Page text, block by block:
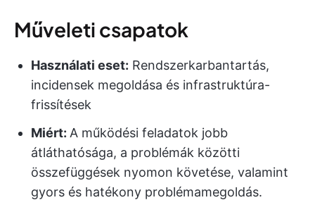
Műveleti csapatok
Használati eset: Rendszerkarbantartás,
incidensek megoldása és infrastruktúra-
frissítések
Miért: A működési feladatok jobb
átláthatósága, a problémák közötti
összefüggések nyomon követése, valamint
gyors és hatékony problémamegoldás.